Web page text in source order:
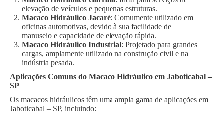
elevação de veículos e pequenas estruturas.
Macaco Hidráulico Jacaré: Comumente utilizado em
oficinas automotivas, devido à sua facilidade de
manuseio e capacidade de elevação rápida.
Macaco Hidráulico Industrial: Projetado para grandes
cargas, amplamente utilizado na construção civil e na
indústria pesada.
Aplicações Comuns do Macaco Hidráulico em Jaboticabal –
SP
Os macacos hidráulicos têm uma ampla gama de aplicações em
Jaboticabal – SP, incluindo: